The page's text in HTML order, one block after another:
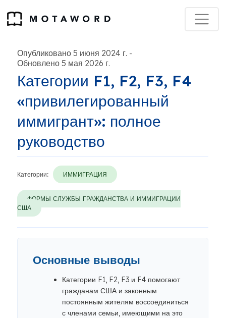
Опубликовано 5 июня 2024 г. -
Обновлено 5 мая 2026 г.
Категории F1, F2, F3, F4
«привилегированный
иммигрант»: полное
руководство
Категории: ИММИГРАЦИЯ
ФОРМЫ СЛУЖБЫ ГРАЖДАНСТВА И ИММИГРАЦИИ
США
Основные выводы
Категории F1, F2, F3 и F4 помогают
гражданам США и законным
постоянным жителям воссоединиться
с членами семьи, имеющими на это